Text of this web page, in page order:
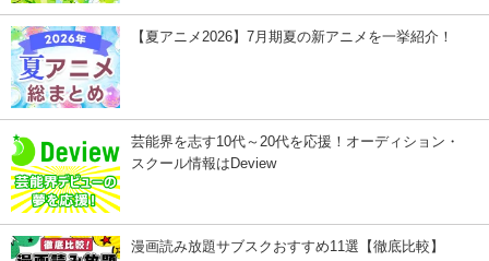
【夏アニメ2026】7月期夏の新アニメを一挙紹介！
芸能界を志す10代～20代を応援！オーディション・
スクール情報はDeview
漫画読み放題サブスクおすすめ11選【徹底比較】